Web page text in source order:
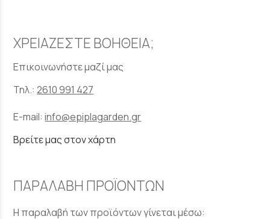
ΧΡΕΙΑΖΕΣΤΕ ΒΟΗΘΕΙΑ;
Επικοινωνήστε μαζί μας
Τηλ.:2610 991 427
E-mail:info@epiplagarden.gr
Βρείτε μας στον χάρτη
ΠΑΡΑΛΑΒΗ ΠΡΟΪΟΝΤΩΝ
Η παραλαβή των προϊόντων γίνεται μέσω: